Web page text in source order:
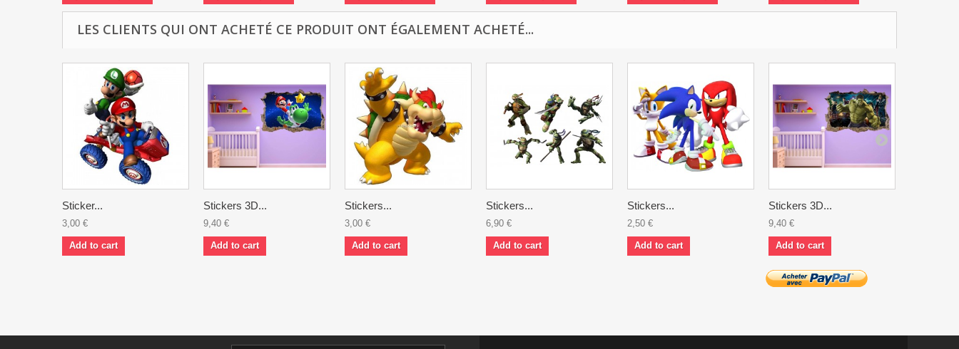
LES CLIENTS QUI ONT ACHETÉ CE PRODUIT ONT ÉGALEMENT ACHETÉ...
Sticker...
3,00 €
Add to cart
Stickers 3D...
9,40 €
Add to cart
Stickers...
3,00 €
Add to cart
Stickers...
6,90 €
Add to cart
Stickers...
2,50 €
Add to cart
Stickers 3D...
9,40 €
Add to cart